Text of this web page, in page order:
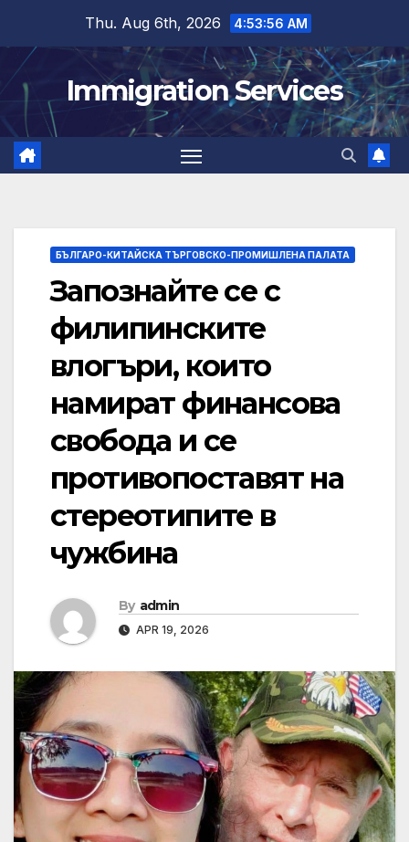
content
Thu. Aug 6th, 2026 4:53:57 AM
Immigration Services
БЪЛГАРО-КИТАЙСКА ТЪРГОВСКО-ПРОМИШЛЕНА ПАЛАТА
Запознайте се с
филипинските
влогъри, които
намират финансова
свобода и се
противопоставят на
стереотипите в
чужбина
By admin
APR 19, 2026